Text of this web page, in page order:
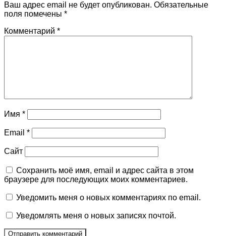
Ваш адрес email не будет опубликован. Обязательные
поля помечены *
Комментарий *
Имя *
Email *
Сайт
Сохранить моё имя, email и адрес сайта в этом
браузере для последующих моих комментариев.
Уведомить меня о новых комментариях по email.
Уведомлять меня о новых записях почтой.